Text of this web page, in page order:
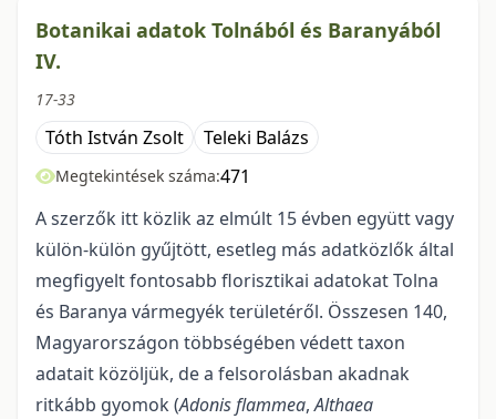
Botanikai adatok Tolnából és Baranyából
IV.
17-33
Tóth István Zsolt Teleki Balázs
Megtekintések száma:471
A szerzők itt közlik az elmúlt 15 évben együtt vagy
külön-külön gyűjtött, esetleg más adatközlők által
megfigyelt fontosabb florisztikai adatokat Tolna
és Baranya vármegyék területéről. Összesen 140,
Magyarországon többségében védett taxon
adatait közöljük, de a felsorolásban akadnak
ritkább gyomok (Adonis flammea,Althaea